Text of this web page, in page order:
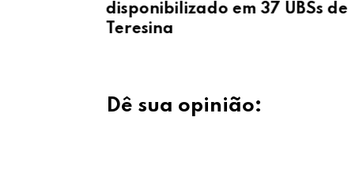
disponibilizado em 37 UBSs de
Teresina
Dê sua opinião: